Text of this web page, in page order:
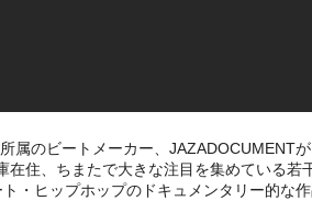
のビートメーカー、JAZADOCUMENT
住、ちまたで大きな注目を集めている
・ヒップホップのドキュメンタリー的な作